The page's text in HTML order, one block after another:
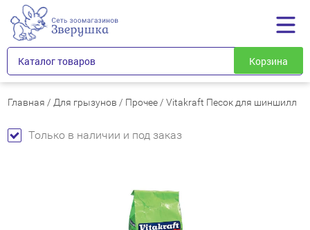
Каталог товаров Корзина
Главная / Для грызунов / Прочее /Vitakraft Песок для шиншилл
Только в наличии и под заказ